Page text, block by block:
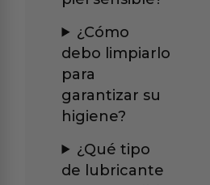
¿Cómo
debo limpiarlo
para
garantizar su
higiene?
¿Qué tipo
de lubricante